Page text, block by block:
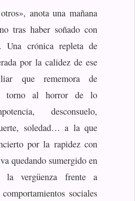
anota una mañana
tras haber soñado con
Una crónica repleta de
por la calidez de ese
que rememora de
torno al horror de lo
desconsuelo,
soledad… a la que
por la rapidez con
quedando sumergido en
vergüenza frente a
sociales